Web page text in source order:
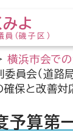
みよ
（磯子区）
横浜市会で
員会（道路
確保と改善対
予算第